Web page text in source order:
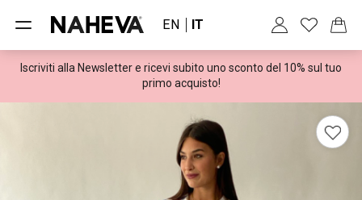
EN IT
Spedizioni gratuite per ordini superiori a 100€
Iscriviti alla Newsletter e ricevi subito uno sconto del 10% sul tuo
primo acquisto!